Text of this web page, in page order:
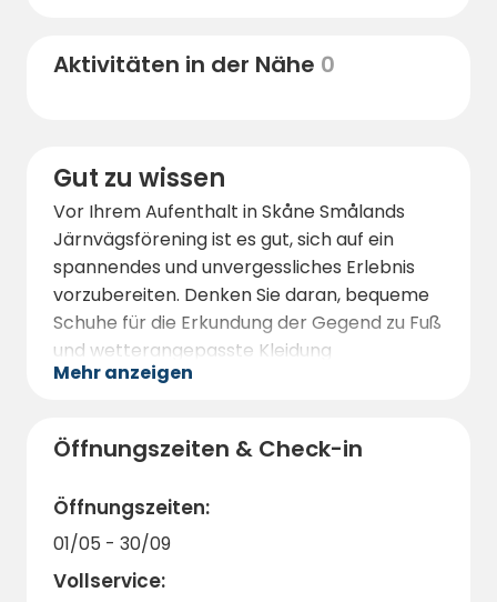
Gelegenheit, die lokalen Märkte und
Aktivitäten in der Nähe 0
Gut zu wissen
Vor Ihrem Aufenthalt in Skåne Smålands
Järnvägsförening ist es gut, sich auf ein
spannendes und unvergessliches Erlebnis
vorzubereiten. Denken Sie daran, bequeme
Schuhe für die Erkundung der Gegend zu Fuß
und wetterangepasste Kleidung
mitzubringen. Vergessen Sie auch nicht, Ihre
Momente während Ihres Aufenthalts
festzuhalten.
Willkommen beim Skåne-Småland-
Eisenbahnverein - Ihr Ziel für eine Reise in die
Vergangenheit!
Mehr anzeigen
Öffnungszeiten & Check-in
Öffnungszeiten:
01/05 - 30/09
Vollservice: